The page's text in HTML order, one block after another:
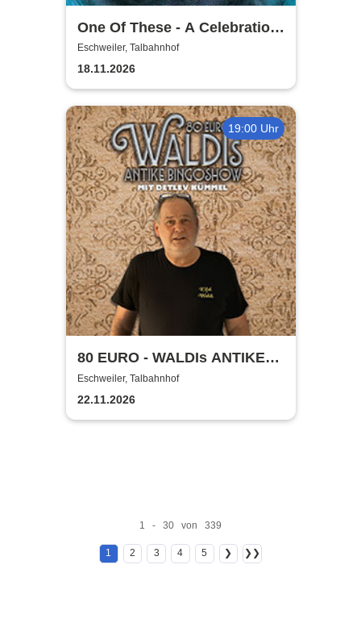
One Of These - A Celebration
of Pink Floyd / Early Years:
Meddle
Eschweiler, Talbahnhof
18.11.2026
19:00 Uhr
80 EURO - WALDIs ANTIKE
BINGOSHOW
Eschweiler, Talbahnhof
22.11.2026
1 - 30 von 339
1 2 3 4 5 ❯ ❯❯